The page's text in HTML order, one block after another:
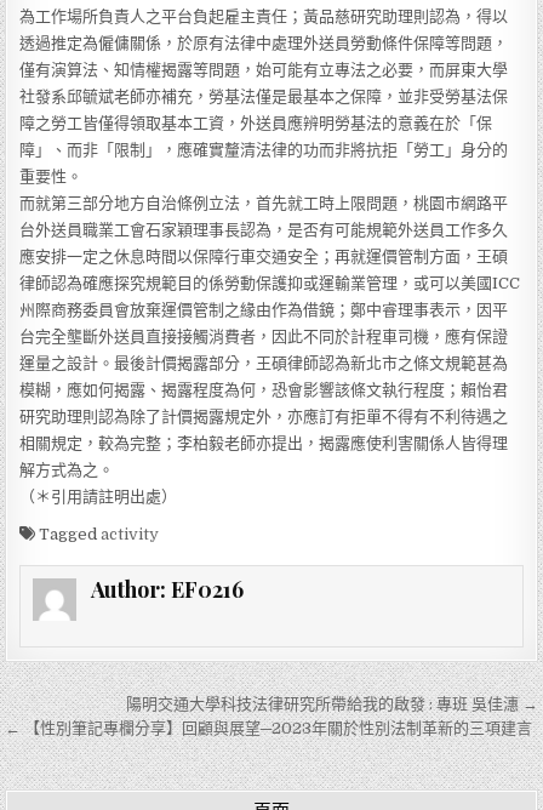
為工作場所負責人之平台負起雇主責任；黃品慈研究助理則認為，得以
透過推定為僱傭關係，於原有法律中處理外送員勞動條件保障等問題，
僅有演算法、知情權揭露等問題，始可能有立專法之必要，而屏東大學
社發系邱毓斌老師亦補充，勞基法僅是最基本之保障，並非受勞基法保
障之勞工皆僅得領取基本工資，外送員應辨明勞基法的意義在於「保
障」、而非「限制」，應確實釐清法律的功而非將抗拒「勞工」身分的
重要性。
而就第三部分地方自治條例立法，首先就工時上限問題，桃園市網路平
台外送員職業工會石家穎理事長認為，是否有可能規範外送員工作多久
應安排一定之休息時間以保障行車交通安全；再就運價管制方面，王碩
律師認為確應探究規範目的係勞動保護抑或運輸業管理，或可以美國ICC
州際商務委員會放棄運價管制之緣由作為借鏡；鄭中睿理事表示，因平
台完全壟斷外送員直接接觸消費者，因此不同於計程車司機，應有保證
運量之設計。最後計價揭露部分，王碩律師認為新北市之條文規範甚為
模糊，應如何揭露、揭露程度為何，恐會影響該條文執行程度；賴怡君
研究助理則認為除了計價揭露規定外，亦應訂有拒單不得有不利待遇之
相關規定，較為完整；李柏毅老師亦提出，揭露應使利害關係人皆得理
解方式為之。
（＊引用請註明出處）
Taggedactivity
Author: EF0216
文章導覽陽明交通大學科技法律研究所帶給我的啟發 : 專班 吳佳潓 →
← 【性別筆記專欄分享】回顧與展望─2023年關於性別法制革新的三項建言